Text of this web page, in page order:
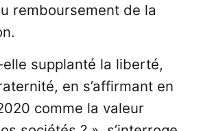
remboursement de la
supplanté la liberté,
en s’affirmant en
comme la valeur